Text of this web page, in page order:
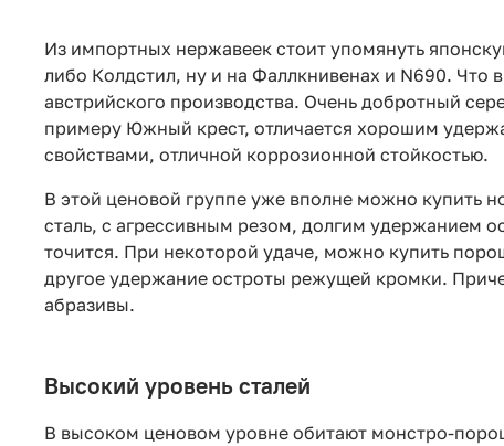
Из импортных нержавеек стоит упомянуть
либо Колдстил, ну и на Фаллкнивенах и N690. Что
австрийского производства. Очень добротный
примеру Южный крест, отличается хорошим
свойствами, отличной коррозионной стойкостью.
В этой ценовой группе уже вполне можно купить
сталь, с агрессивным резом, долгим удержанием
точится. При некоторой удаче, можно купить
другое удержание остроты режущей кромки.
абразивы.
Высокий уровень сталей
В высоком ценовом уровне обитают монстро-